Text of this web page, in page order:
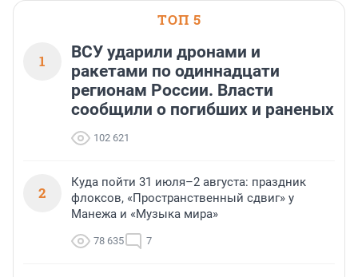
ТОП 5
1
ВСУ ударили дронами и
ракетами по одиннадцати
регионам России. Власти
сообщили о погибших и раненых
102 621
2
Куда пойти 31 июля–2 августа: праздник
флоксов, «Пространственный сдвиг» у
Манежа и «Музыка мира»
78 635 7